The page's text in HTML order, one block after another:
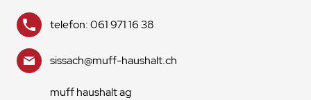
telefon: 061 971 16 38
sissach@muff-haushalt.ch
muff haushalt ag